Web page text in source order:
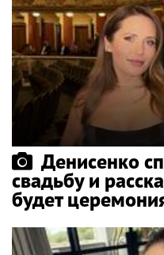
Денисенко
свадьбу и
будет